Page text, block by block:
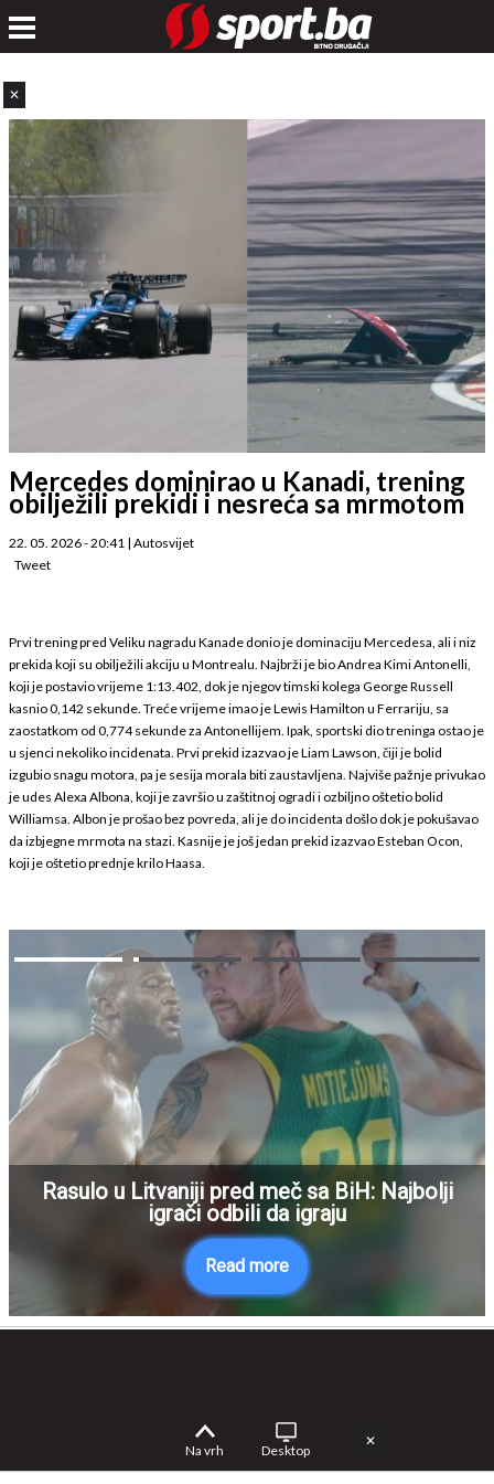
✕
Mercedes dominirao u Kanadi, trening
obilježili prekidi i nesreća sa mrmotom
22. 05. 2026 - 20:41 | Autosvijet
Tweet
Prvi trening pred Veliku nagradu Kanade donio je dominaciju Mercedesa, ali i niz
prekida koji su obilježili akciju u Montrealu. Najbrži je bio Andrea Kimi Antonelli,
koji je postavio vrijeme 1:13.402, dok je njegov timski kolega George Russell
kasnio 0,142 sekunde. Treće vrijeme imao je Lewis Hamilton u Ferrariju, sa
zaostatkom od 0,774 sekunde za Antonellijem. Ipak, sportski dio treninga ostao je
u sjenci nekoliko incidenata. Prvi prekid izazvao je Liam Lawson, čiji je bolid
izgubio snagu motora, pa je sesija morala biti zaustavljena. Najviše pažnje privukao
je udes Alexa Albona, koji je završio u zaštitnoj ogradi i ozbiljno oštetio bolid
Williamsa. Albon je prošao bez povreda, ali je do incidenta došlo dok je pokušavao
da izbjegne mrmota na stazi. Kasnije je još jedan prekid izazvao Esteban Ocon,
koji je oštetio prednje krilo Haasa.
Rasulo u Litvaniji pred meč sa BiH: Najbolji
igrači odbili da igraju
Read more
Na vrh Desktop
✕